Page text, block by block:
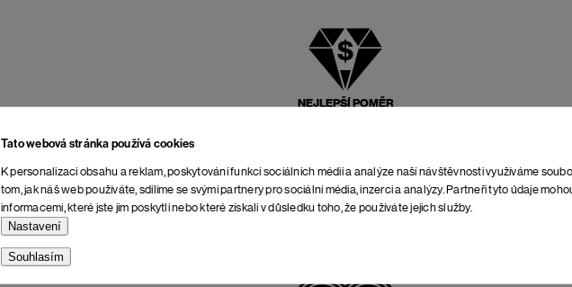
Tato webová stránka používá cookies
K personalizaci obsahu a reklam, poskytování funkcí sociálních médií a analýze naší návštěvnosti využíváme
tom, jak náš web používáte, sdílíme se svými partnery pro sociální média, inzerci a analýzy. Partneři tyto údaje
informacemi, které jste jim poskytli nebo které získali v důsledku toho, že používáte jejich služby.
Nastavení
Souhlasím
NEJLEPŠÍ POMĚR